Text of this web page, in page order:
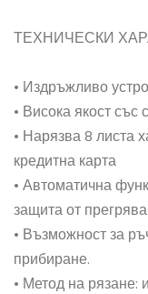
ТЕХНИЧЕСКИ
• Издръжливо
• Висока якост със
• Нарязва 8 листа
кредитна карта
• Автоматична
защита от
• Възможност за
прибиране.
• Метод на